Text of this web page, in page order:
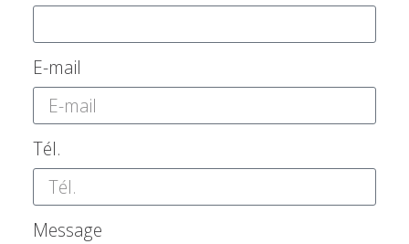
E-mail
Tél.
Message